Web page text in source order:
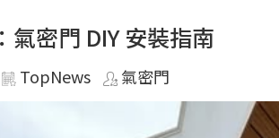
氣密門 DIY 安裝指南
TopNews 氣密門